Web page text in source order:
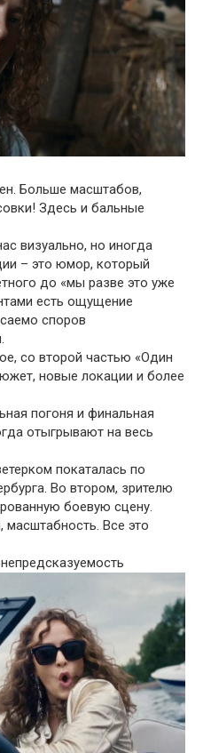
Больше масштабов,
Здесь и бальные
визуально, но иногда
– это юмор, который
до «мы разве это уже
есть ощущение
споров
со второй частью «Один
новые локации и более
погоня и финальная
отыгрывают на весь
покаталась по
Во втором, зрителю
боевую сцену.
Все это